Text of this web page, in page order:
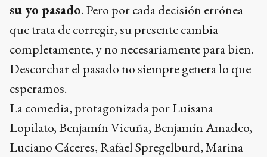
su yo pasado. Pero por cada decisión errónea
que trata de corregir, su presente cambia
completamente, y no necesariamente para bien.
Descorchar el pasado no siempre genera lo que
esperamos.
La comedia, protagonizada por Luisana
Lopilato, Benjamín Vicuña, Benjamín Amadeo,
Luciano Cáceres, Rafael Spregelburd, Marina